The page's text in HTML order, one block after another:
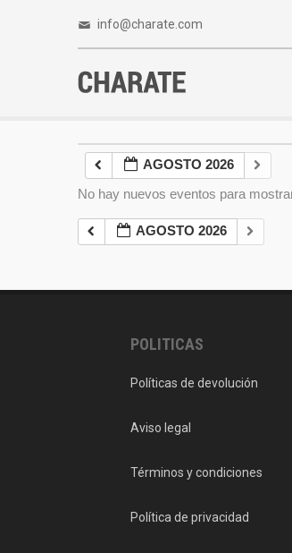
info@charate.com
AGOSTO 2026
No hay nuevos eventos para
AGOSTO 2026
POLITICAS
Políticas de devolución
Aviso legal
Términos y condiciones
Política de privacidad